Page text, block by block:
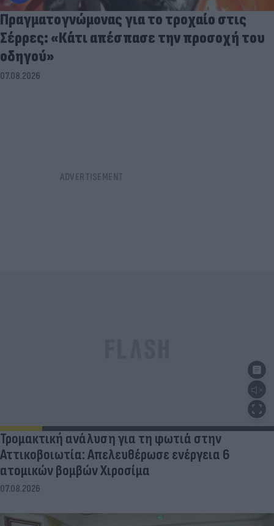
Πραγματογνώμονας για το τροχαίο στις
Σέρρες: «Κάτι απέσπασε την προσοχή του
οδηγού»
07.08.2026
Τρομακτική ανάλυση για τη φωτιά στην
Αττικοβοιωτία: Απελευθέρωσε ενέργεια 6
ατομικών βομβών Χιροσίμα
07.08.2026